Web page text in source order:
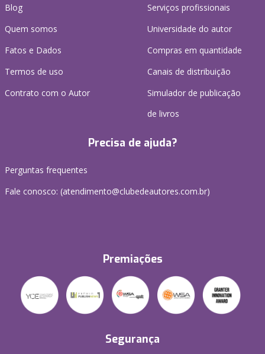
Blog
Quem somos
Fatos e Dados
Termos de uso
Contrato com o Autor
Serviços profissionais
Universidade do autor
Compras em quantidade
Canais de distribuição
Simulador de publicação
de livros
Precisa de ajuda?
Perguntas frequentes
Fale conosco: (atendimento@clubedeautores.com.br)
Premiações
Segurança